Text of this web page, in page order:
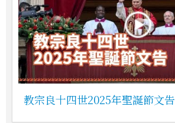
教宗良十四世2025年聖誕節文告